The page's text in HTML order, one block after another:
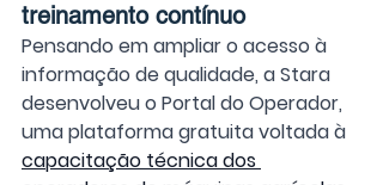
treinamento contínuo
Pensando em ampliar o acesso à
informação de qualidade, a Stara
desenvolveu o Portal do Operador,
uma plataforma gratuita voltada à
capacitação técnica dos